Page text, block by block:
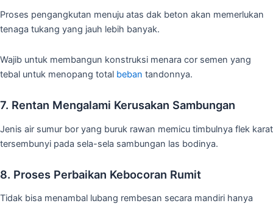
Proses pengangkutan menuju atas dak beton akan memerlukan
tenaga tukang yang jauh lebih banyak.
Wajib untuk membangun konstruksi menara cor semen yang
tebal untuk menopang total beban tandonnya.
7. Rentan Mengalami Kerusakan Sambungan
Jenis air sumur bor yang buruk rawan memicu timbulnya flek karat
tersembunyi pada sela-sela sambungan las bodinya.
8. Proses Perbaikan Kebocoran Rumit
Tidak bisa menambal lubang rembesan secara mandiri hanya